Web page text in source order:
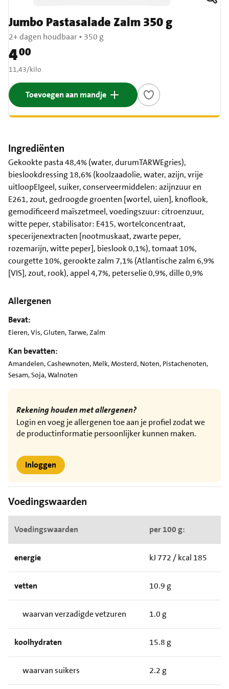
Jumbo Pastasalade Zalm 350 g
2+ dagen houdbaar• 350 g
Prijs: € 4,00
400
€ 11,43 per kilo
11,43/kilo
Toevoegen aan mandje
Ingrediënten
Gekookte pasta 48,4% (water, durumTARWEgries),
bieslookdressing 18,6% (koolzaadolie, water, azijn, vrije
uitloopEIgeel, suiker, conserveermiddelen: azijnzuur en
E261, zout, gedroogde groenten [wortel, uien], knoflook,
gemodificeerd maïszetmeel, voedingszuur: citroenzuur,
witte peper, stabilisator: E415, wortelconcentraat,
specerijenextracten [nootmuskaat, zwarte peper,
rozemarijn, witte peper], bieslook 0,1%), tomaat 10%,
courgette 10%, gerookte zalm 7,1% (Atlantische zalm 6,9%
[VIS], zout, rook), appel 4,7%, peterselie 0,9%, dille 0,9%
Allergenen
Bevat:
Eieren, Vis, Gluten, Tarwe, Zalm
Kan bevatten:
Amandelen, Cashewnoten, Melk, Mosterd, Noten, Pistachenoten,
Sesam, Soja, Walnoten
Rekening houden met allergenen?
Login en voeg je allergenen toe aan je profiel zodat we
de productinformatie persoonlijker kunnen maken.
Inloggen
Voedingswaarden
Voedingswaarden per 100 g:
energie kJ 772 / kcal 185
vetten 10.9 g
waarvan verzadigde vetzuren 1.0 g
koolhydraten 15.8 g
waarvan suikers 2.2 g